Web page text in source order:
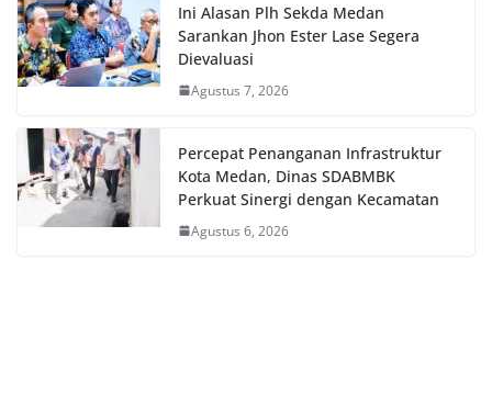
Ini Alasan Plh Sekda Medan
Sarankan Jhon Ester Lase Segera
Dievaluasi
Agustus 7, 2026
Percepat Penanganan Infrastruktur
Kota Medan, Dinas SDABMBK
Perkuat Sinergi dengan Kecamatan
Agustus 6, 2026